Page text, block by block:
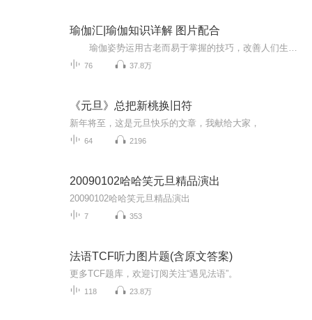
瑜伽汇|瑜伽知识详解 图片配合
76 37.8万
《元旦》总把新桃换旧符
新年将至，这是元旦快乐的文章，我献给大家，
64 2196
20090102哈哈笑元旦精品演出
20090102哈哈笑元旦精品演出
7 353
法语TCF听力图片题(含原文答案)
更多TCF题库，欢迎订阅关注“遇见法语”。
118 23.8万